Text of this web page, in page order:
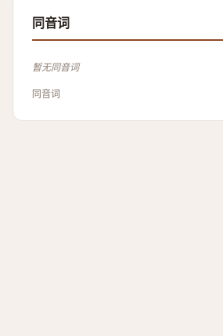
同音词
暂无同音词
同音词